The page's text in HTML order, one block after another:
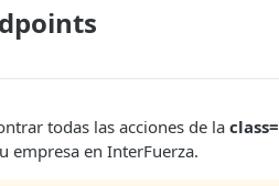
todas las acciones de la
empresa en InterFuerza.